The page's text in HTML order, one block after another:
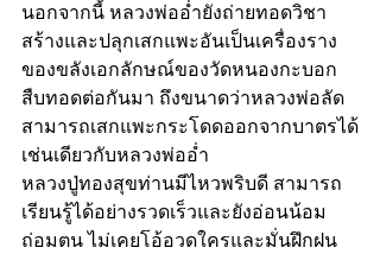
นอกจากนี้ หลวงพ่ออ่ำยังถ่ายทอดวิชา
สร้างและปลุกเสกแพะอันเป็นเครื่องราง
ของขลังเอกลักษณ์ของวัดหนองกะบอก
สืบทอดต่อกันมา ถึงขนาดว่าหลวงพ่อลัด
สามารถเสกแพะกระโดดออกจากบาตรได้
เช่นเดียวกับหลวงพ่ออ่ำ
หลวงปู่ทองสุขท่านมีไหวพริบดี สามารถ
เรียนรู้ได้อย่างรวดเร็วและยังอ่อนน้อม
ถ่อมตน ไม่เคยโอ้อวดใครและมั่นฝึกฝน